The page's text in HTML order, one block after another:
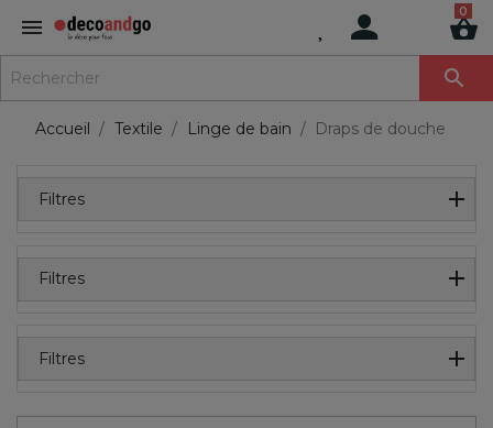

Accueil Textile Linge de bain Draps de douche
Filtres
Filtres
Filtres